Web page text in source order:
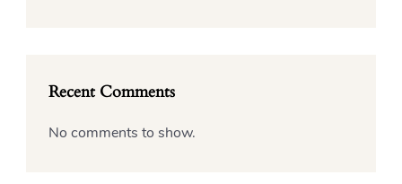
Recent Comments
No comments to show.